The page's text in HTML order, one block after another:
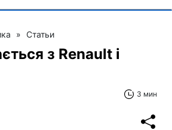
» Статьи
з Renault і
3 мин